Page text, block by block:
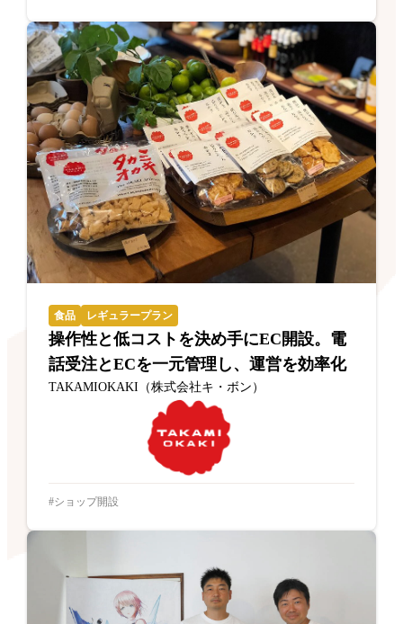
食品 レギュラープラン
操作性と低コストを決め手にEC開設。電
話受注とECを一元管理し、運営を効率化
TAKAMIOKAKI（株式会社キ・ボン）
ショップ開設